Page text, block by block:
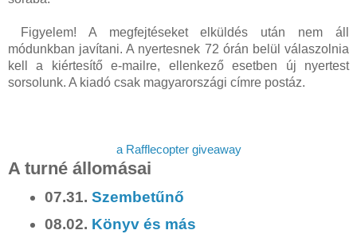
Figyelem! A megfejtéseket elküldés után nem áll
módunkban javítani. A nyertesnek 72 órán belül válaszolnia
kell a kiértesítő e-mailre, ellenkező esetben új nyertest
sorsolunk. A kiadó csak magyarországi címre postáz.
a Rafflecopter giveaway
A turné állomásai
07.31.Szembetűnő
08.02. Könyv és más